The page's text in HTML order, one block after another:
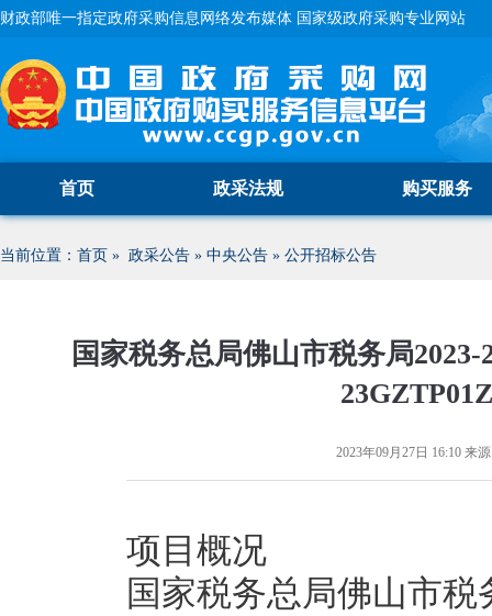
财政部唯一指定政府采购信息网络发布媒体 国家级政府采购专业网站
首页 政采法规 购买服务
当前位置： 首页 » 政采公告 » 中央公告 » 公开招标公告
国家税务总局佛山市税务局
2023年09月27日 16:10 来
项目概况
国家税务总局佛山市税